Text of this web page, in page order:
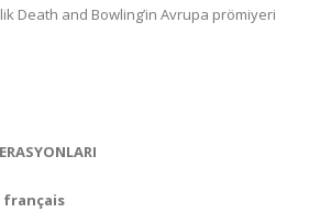
Death and Bowling’in Avrupa prömiyeri
français